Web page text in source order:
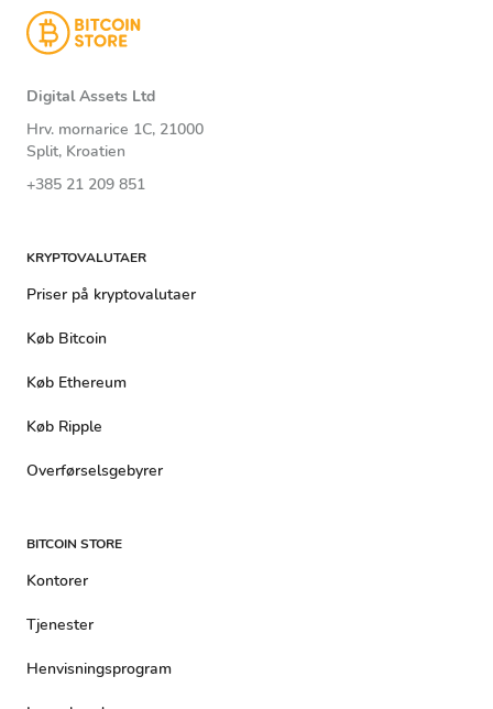
Digital Assets Ltd
Hrv. mornarice 1C, 21000
Split, Kroatien
+385 21 209 851
KRYPTOVALUTAER
Priser på kryptovalutaer
Køb Bitcoin
Køb Ethereum
Køb Ripple
Overførselsgebyrer
BITCOIN STORE
Kontorer
Tjenester
Henvisningsprogram